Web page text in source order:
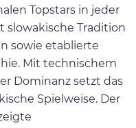
Topstars in jeder
slowakische Tradition
sowie etablierte
Mit technischem
Dominanz setzt das
Spielweise. Der